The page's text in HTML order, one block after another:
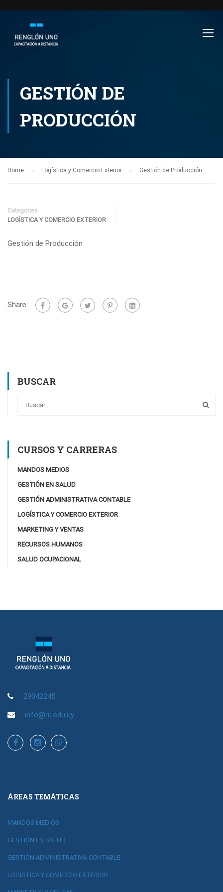
GESTIÓN DE
PRODUCCIÓN
Home Logística y Comercio Exterior Gestión de Producción
Categories
LOGÍSTICA Y COMERCIO EXTERIOR
Gestión de Producción
Share:
BUSCAR
CURSOS Y CARRERAS
MANDOS MEDIOS
GESTIÓN EN SALUD
GESTIÓN ADMINISTRATIVA CONTABLE
LOGÍSTICA Y COMERCIO EXTERIOR
MARKETING Y VENTAS
RECURSOS HUMANOS
SALUD OCUPACIONAL
29042245
info@ru.edu.uy
ÁREAS TEMÁTICAS
MANDOS MEDIOS
GESTIÓN EN SALUD
GESTIÓN ADMINISTRATIVA CONTABLE
LOGÍSTICA Y COMERCIO EXTERIOR